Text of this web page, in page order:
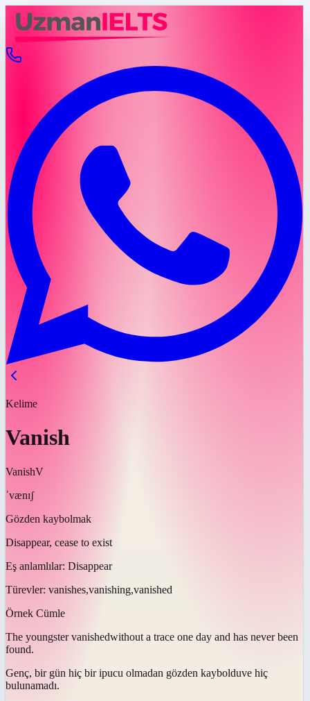
Kelime
Vanish
VanishV
ˈvænɪʃ
Gözden kaybolmak
Disappear, cease to exist
Eş anlamlılar: Disappear
Türevler: vanishes,vanishing,vanished
Örnek Cümle
The youngster vanishedwithout a trace one day and has never been
found.
Genç, bir gün hiç bir ipucu olmadan gözden kaybolduve hiç
bulunamadı.